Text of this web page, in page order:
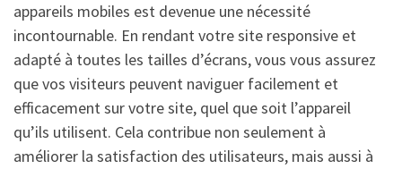
appareils mobiles est devenue une nécessité
incontournable. En rendant votre site responsive et
adapté à toutes les tailles d’écrans, vous vous assurez
que vos visiteurs peuvent naviguer facilement et
efficacement sur votre site, quel que soit l’appareil
qu’ils utilisent. Cela contribue non seulement à
améliorer la satisfaction des utilisateurs, mais aussi à